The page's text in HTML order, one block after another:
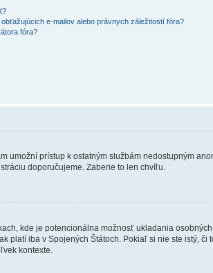
e-mailov alebo právnych záležitostí fóra?
fóra?
umožní prístup k ostatným službám nedostupným
doporučujeme. Zaberie to len chvíľu.
kde je potencionálna možnosť ukladania
platí iba v Spojených Štátoch. Pokiaľ si nie ste istý, či
kontexte.